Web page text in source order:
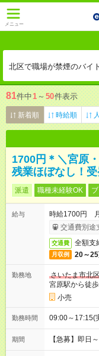
メニュー
北区で職場が禁煙のバイ
81件中1 ～ 50件表示
新着順 時給順
1700円＊＼宮原
残業ほぼなし！
派遣 職種未経験OK
給与
時給1700円
交通費別途
交通費 全額支
月収例 20～25
勤務地
さいたま市北
宮原駅から徒
小売
勤務時間 09:00～
期間 【急募】即日